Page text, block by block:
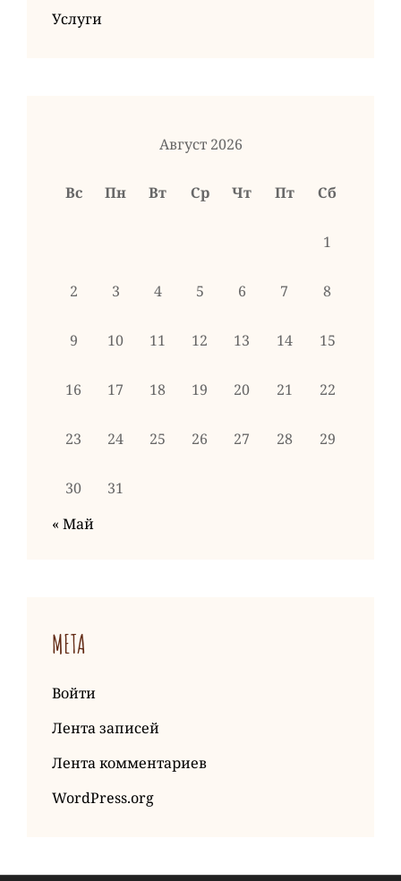
Услуги
Август 2026
Вс Пн Вт Ср Чт Пт Сб
1
2 3 4 5 6 7 8
9 10 11 12 13 14 15
16 17 18 19 20 21 22
23 24 25 26 27 28 29
30
31
« Май
МЕТА
Войти
Лента записей
Лента комментариев
WordPress.org